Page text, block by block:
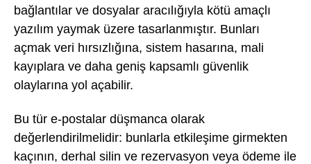
bağlantılar ve dosyalar aracılığıyla kötü amaçlı
yazılım yaymak üzere tasarlanmıştır. Bunları
açmak veri hırsızlığına, sistem hasarına, mali
kayıplara ve daha geniş kapsamlı güvenlik
olaylarına yol açabilir.
Bu tür e-postalar düşmanca olarak
değerlendirilmelidir: bunlarla etkileşime girmekten
kaçının, derhal silin ve rezervasyon veya ödeme ile